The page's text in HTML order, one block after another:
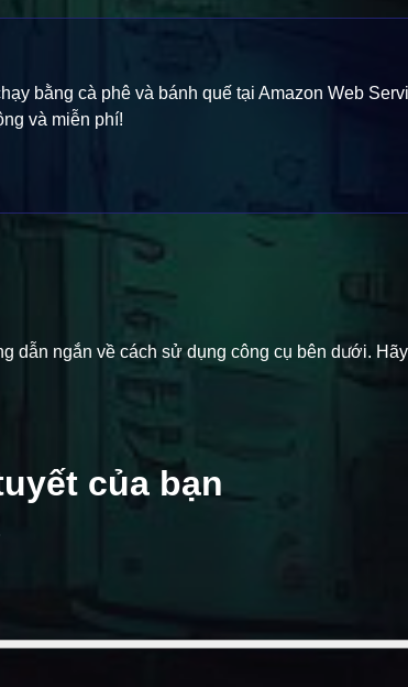
bằng cà phê và bánh quế tại Amazon Web
và miễn phí!
dẫn ngắn về cách sử dụng công cụ bên dưới.
của bạn